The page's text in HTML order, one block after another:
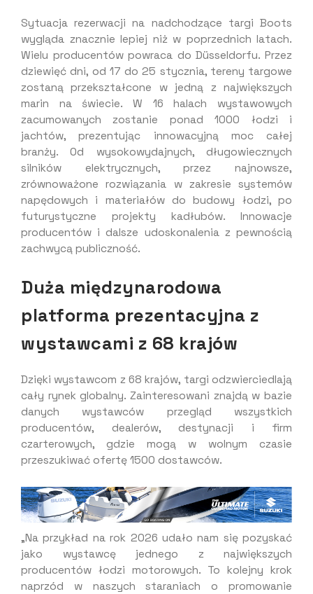
Sytuacja rezerwacji na nadchodzące targi Boots
wygląda znacznie lepiej niż w poprzednich latach.
Wielu producentów powraca do Düsseldorfu. Przez
dziewięć dni, od 17 do 25 stycznia, tereny targowe
zostaną przekształcone w jedną z największych
marin na świecie. W 16 halach wystawowych
zacumowanych zostanie ponad 1000 łodzi i
jachtów, prezentując innowacyjną moc całej
branży. Od wysokowydajnych, długowiecznych
silników elektrycznych, przez najnowsze,
zrównoważone rozwiązania w zakresie systemów
napędowych i materiałów do budowy łodzi, po
futurystyczne projekty kadłubów. Innowacje
producentów i dalsze udoskonalenia z pewnością
zachwycą publiczność.
Duża międzynarodowa
platforma prezentacyjna z
wystawcami z 68 krajów
Dzięki wystawcom z 68 krajów, targi odzwierciedlają
cały rynek globalny. Zainteresowani znajdą w bazie
danych wystawców przegląd wszystkich
producentów, dealerów, destynacji i firm
czarterowych, gdzie mogą w wolnym czasie
przeszukiwać ofertę 1500 dostawców.
„Na przykład na rok 2026 udało nam się pozyskać
jako wystawcę jednego z największych
producentów łodzi motorowych. To kolejny krok
naprzód w naszych staraniach o promowanie